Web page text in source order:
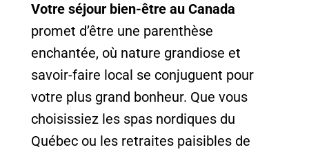
Votre séjour bien-être au Canada
promet d’être une parenthèse
enchantée, où nature grandiose et
savoir-faire local se conjuguent pour
votre plus grand bonheur. Que vous
choisissiez les spas nordiques du
Québec ou les retraites paisibles de